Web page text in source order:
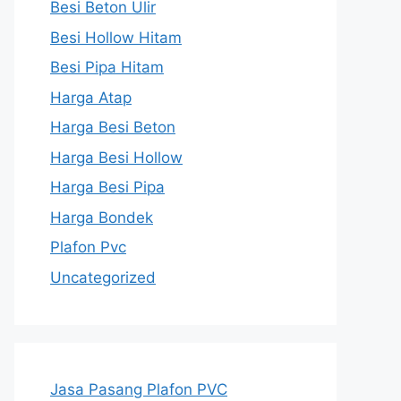
Besi Beton Ulir
Besi Hollow Hitam
Besi Pipa Hitam
Harga Atap
Harga Besi Beton
Harga Besi Hollow
Harga Besi Pipa
Harga Bondek
Plafon Pvc
Uncategorized
Jasa Pasang Plafon PVC